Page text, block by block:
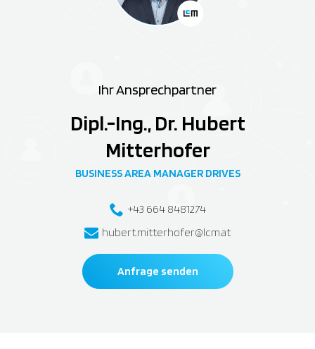
Ihr Ansprechpartner
Dipl.-Ing., Dr. Hubert
Mitterhofer
BUSINESS AREA MANAGER DRIVES
+43 664 8481274
hubert.mitterhofer@lcm.at
Anfrage senden